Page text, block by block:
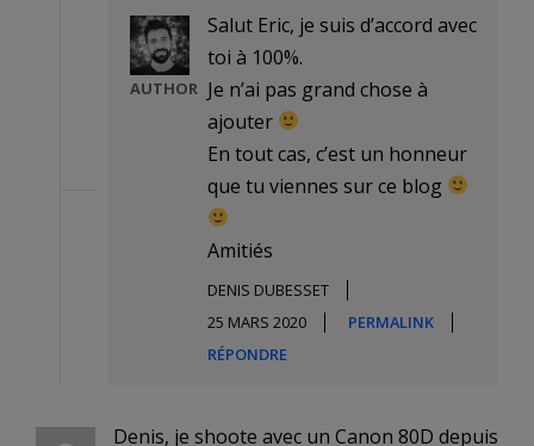
AUTHOR
Salut Eric, je suis d’accord avec
toi à 100%.
Je n’ai pas grand chose à
ajouter
En tout cas, c’est un honneur
que tu viennes sur ce blog
Amitiés
DENIS DUBESSET
25 MARS 2020
PERMALINK
RÉPONDRE
Denis, je shoote avec un Canon 80D depuis